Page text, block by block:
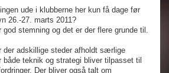
ude i klubberne her kun få dage før
26.-27. marts 2011?
god stemning og det er der flere grunde til.
der adskillige steder afholdt særlige
teknik og strategi bliver tilpasset til
Der bliver også talt om